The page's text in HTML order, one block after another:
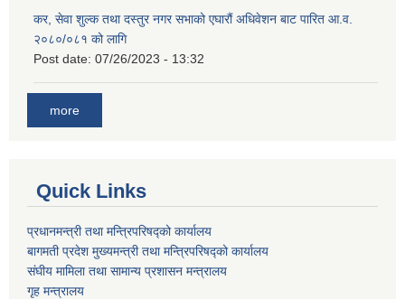
कर, सेवा शुल्क तथा दस्तुर नगर सभाको एघारौं अधिवेशन बाट पारित आ.व.
२०८०/०८१ को लागि
Post date: 07/26/2023 - 13:32
more
Quick Links
प्रधानमन्त्री तथा मन्त्रिपरिषद्को कार्यालय
बागमती प्रदेश मुख्यमन्त्री तथा मन्त्रिपरिषद्को कार्यालय
संघीय मामिला तथा सामान्य प्रशासन मन्त्रालय
गृह मन्त्रालय